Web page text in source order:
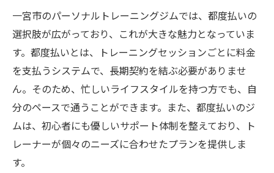
一宮市のパーソナルトレーニングジムでは、都度払いの
選択肢が広がっており、これが大きな魅力となっていま
す。都度払いとは、トレーニングセッションごとに料金
を支払うシステムで、長期契約を結ぶ必要がありませ
ん。そのため、忙しいライフスタイルを持つ方でも、自
分のペースで通うことができます。また、都度払いのジ
ムは、初心者にも優しいサポート体制を整えており、ト
レーナーが個々のニーズに合わせたプランを提供しま
す。